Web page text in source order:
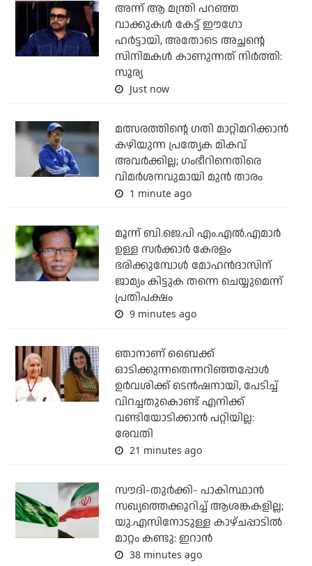
അന്ന് ആ മന്ത്രി പറഞ്ഞ
വാക്കുകള്‍ കേട്ട് ഈഗോ
ഹര്‍ട്ടായി, അതോടെ അച്ഛന്റെ
സിനിമകള്‍ കാണുന്നത് നിര്‍ത്തി:
സൂര്യ
Just now
മത്സരത്തിന്റെ ഗതി മാറ്റിമറിക്കാന്‍
കഴിയുന്ന പ്രത്യേക മികവ്
അവര്‍ക്കില്ല; ഗംഭീറിനെതിരെ
വിമര്‍ശനവുമായി മുന്‍ താരം
1 minute ago
മൂന്ന് ബി.ജെ.പി എം.എല്‍.എമാര്‍
ഉള്ള സര്‍ക്കാര്‍ കേരളം
ഭരിക്കുമ്പോള്‍ മോഹന്‍ദാസിന്
ജാമ്യം കിട്ടുക തന്നെ ചെയ്യുമെന്ന്
പ്രതിപക്ഷം
9 minutes ago
ഞാനാണ് ബൈക്ക്
ഓടിക്കുന്നതെന്നറിഞ്ഞപ്പോള്‍
ഉര്‍വശിക്ക് ടെന്‍ഷനായി, പേടിച്ച്
വിറച്ചതുകൊണ്ട് എനിക്ക്
വണ്ടിയോടിക്കാന്‍ പറ്റിയില്ല:
രേവതി
21 minutes ago
സൗദി-തുര്‍ക്കി- പാകിസ്ഥാന്‍
സഖ്യത്തെക്കുറിച്ച് ആശങ്കകളില്ല;
യു.എസിനോടുള്ള കാഴ്ചപ്പാടില്‍
മാറ്റം കണ്ടു: ഇറാന്‍
38 minutes ago